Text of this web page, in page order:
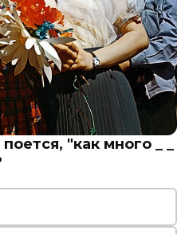
"как много _ _